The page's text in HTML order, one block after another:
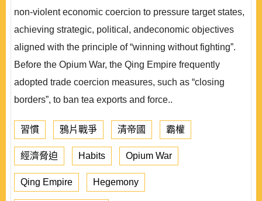
non-violent economic coercion to pressure target states,
achieving strategic, political, andeconomic objectives
aligned with the principle of “winning without fighting”.
Before the Opium War, the Qing Empire frequently
adopted trade coercion measures, such as “closing
borders”, to ban tea exports and force..
習慣 鴉片戰爭 清帝國 霸權
經濟脅迫 Habits Opium War
Qing Empire Hegemony